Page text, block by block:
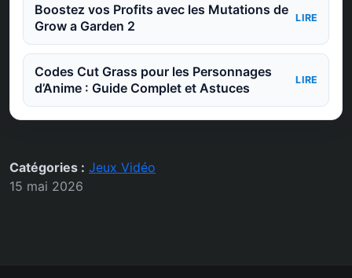
Boostez vos Profits avec les Mutations de
Grow a Garden 2
LIRE
Codes Cut Grass pour les Personnages
d’Anime : Guide Complet et Astuces
LIRE
Catégories : Jeux Vidéo
15 mai 2026